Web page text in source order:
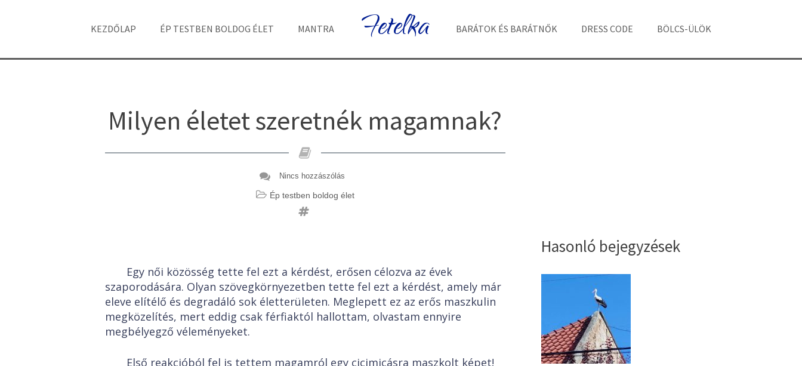
KEZDŐLAP ÉP TESTBEN BOLDOG ÉLET MANTRA Fetelka BARÁTOK ÉS BARÁTNŐK DRESS CODE BÖLCS-ÜLÖK
Milyen életet szeretnék magamnak?
Nincs hozzászólás
Ép testben boldog élet
Egy női közösség tette fel ezt a kérdést, erősen célozva az évek
szaporodására. Olyan szövegkörnyezetben tette fel ezt a kérdést, amely már
eleve elítélő és degradáló sok életterületen. Meglepett ez az erős maszkulin
megközelítés, mert eddig csak férfiaktól hallottam, olvastam ennyire
megbélyegző véleményeket.
Első reakcióból fel is tettem magamról egy cicimicásra maszkolt képet!
Hasonló bejegyzések